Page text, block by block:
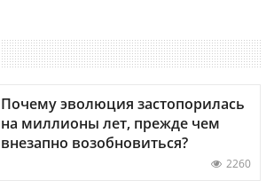
Почему эволюция застопорилась
на миллионы лет, прежде чем
внезапно возобновиться?
2260